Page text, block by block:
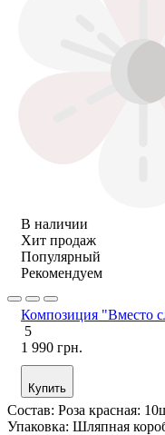
В наличии
Хит продаж
Популярный
Рекомендуем
Композиция "Вместо
5
1 990 грн.
Купить
Состав: Роза красная:
Упаковка: Шляпная